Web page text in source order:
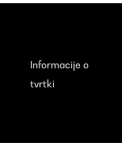
Informacije o
tvrtki